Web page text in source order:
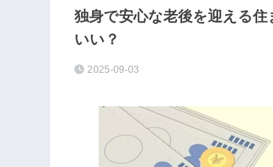
独身で安心な老後を迎える
いい？
2025-09-03